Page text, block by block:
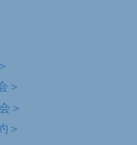
＞
＞
＞